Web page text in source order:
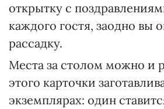
открытку с
каждого гостя, заодно вы
рассадку.
Места за столом можно и
этого карточки
экземплярах: один